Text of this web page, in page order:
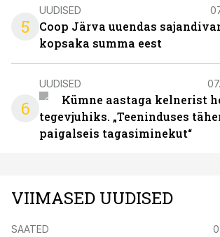
5
UUDISED
Coop Järva uuendas
kopsaka summa eest
6
UUDISED
Kümne aastaga kelnerist
tegevjuhiks. „Teeninduses
paigalseis tagasiminekut“
VIIMASED UUDISED
SAATED